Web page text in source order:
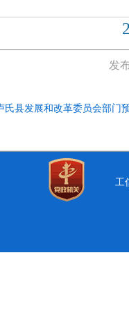
发
氏县发展和改革委员会部门
工